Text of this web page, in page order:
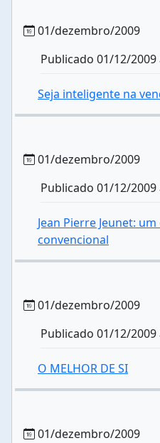
01/dezembro/2009
Publicado 01/12/
Seja inteligente na
01/dezembro/2009
Publicado 01/12/
Jean Pierre Jeunet:
convencional
01/dezembro/2009
Publicado 01/12/
O MELHOR DE SI
01/dezembro/2009